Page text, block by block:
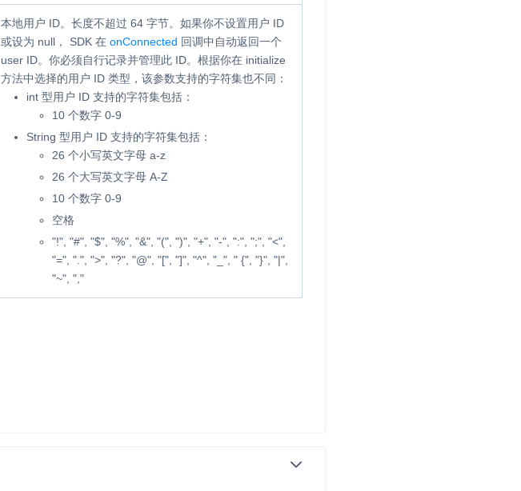
本地用户 ID。长度不超过 64 字节。如果你不设置用户 ID
或设为 null ， SDK 在 onConnected 回调中自动返回一个
user ID。你必须自行记录并管理此 ID。根据你在 initialize
方法中选择的用户 ID 类型，该参数支持的字符集也不同：
int 型用户 ID 支持的字符集包括：
10 个数字 0-9
String 型用户 ID 支持的字符集包括：
26 个小写英文字母 a-z
26 个大写英文字母 A-Z
10 个数字 0-9
空格
"!", "#", "$", "%", "&", "(", ")", "+", "-", ":", ";", "<",
"=", ".", ">", "?", "@", "[", "]", "^", "_", " {", "}", "|",
"~", ","